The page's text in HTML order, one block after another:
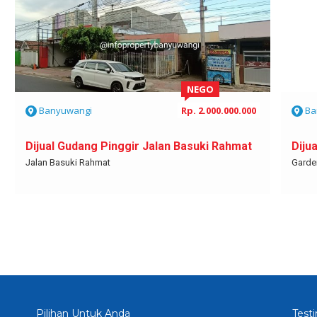
Banyuwangi Rp. 2.000.000.000
NEGO
Dijual Gudang Pinggir Jalan Basuki Rahmat
Jalan Basuki Rahmat
Pilihan Untuk Anda